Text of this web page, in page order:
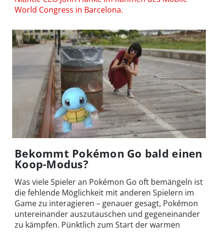
World Congress in Barcelona.
Bekommt Pokémon Go bald einen
Koop-Modus?
Was viele Spieler an Pokémon Go oft bemängeln ist
die fehlende Möglichkeit mit anderen Spielern im
Game zu interagieren – genauer gesagt, Pokémon
untereinander auszutauschen und gegeneinander
zu kämpfen. Pünktlich zum Start der warmen